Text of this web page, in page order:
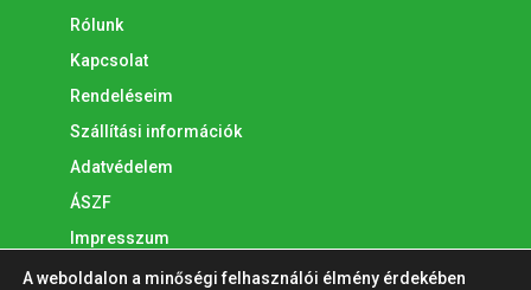
Rólunk
Kapcsolat
Rendeléseim
Szállítási információk
Adatvédelem
ÁSZF
Impresszum
A weboldalon a minőségi felhasználói élmény érdekében